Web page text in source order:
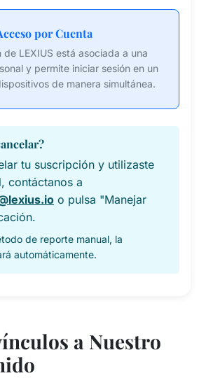
por Cuenta
LEXIUS está asociada a una
y permite iniciar sesión en un
de manera simultánea.
tu suscripción y utilizaste
contáctanos a
o pulsa "Manejar
de reporte manual, la
automáticamente.
a Nuestro